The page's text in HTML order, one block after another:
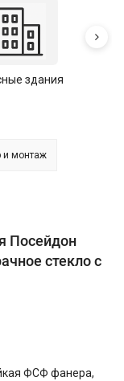
здания
и монтаж
Посейдон
стекло с
ФСФ фанера,